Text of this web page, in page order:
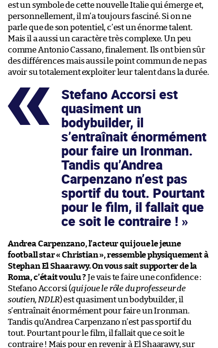
est un symbole de cette nouvelle Italie qui émerge et,
personnellement, il m’a toujours fasciné. Si on ne
parle que de son potentiel, c’est un énorme talent.
Mais il a aussi un caractère très complexe. Un peu
comme Antonio Cassano, finalement. Ils ont bien sûr
des différences mais aussi le point commun de ne pas
avoir su totalement exploiter leur talent dans la durée.
Stefano Accorsi est
quasiment un
bodybuilder, il
s’entraînait énormément
pour faire un Ironman.
Tandis qu’Andrea
Carpenzano n’est pas
sportif du tout. Pourtant
pour le film, il fallait que
ce soit le contraire !
Andrea Carpenzano, l’acteur qui joue le jeune
football star « Christian », ressemble physiquement à
Stephan El Shaarawy. On vous sait supporter de la
Roma, c’était voulu ? Je vais te faire une confidence :
Stefano Accorsi (qui joue le rôle du professeur de
soutien, NDLR) est quasiment un bodybuilder, il
s’entraînait énormément pour faire un Ironman.
Tandis qu’Andrea Carpenzano n’est pas sportif du
tout. Pourtant pour le film, il fallait que ce soit le
contraire ! Mais pour en revenir à El Shaarawy, sur